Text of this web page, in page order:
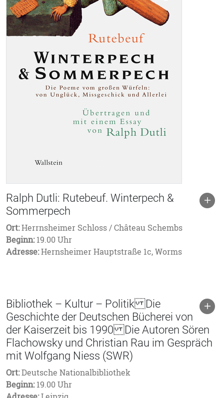
Ralph Dutli: Rutebeuf. Winterpech &
Sommerpech
Ort:Herrnsheimer Schloss / Château Schembs
Beginn:19.00 Uhr
Adresse:Hernsheimer Hauptstraße 1c, Worms
Bibliothek – Kultur – Politik Die
Geschichte der Deutschen Bücherei von
der Kaiserzeit bis 1990 Die Autoren Sören
Flachowsky und Christian Rau im Gespräch
mit Wolfgang Niess (SWR)
Ort:Deutsche Nationalbibliothek
Beginn:19.00 Uhr